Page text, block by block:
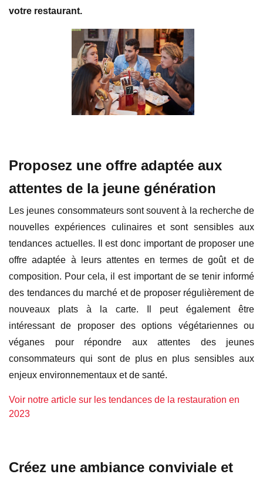
votre restaurant.
Proposez une offre adaptée aux
attentes de la jeune génération
Les jeunes consommateurs sont souvent à la recherche de
nouvelles expériences culinaires et sont sensibles aux
tendances actuelles. Il est donc important de proposer une
offre adaptée à leurs attentes en termes de goût et de
composition. Pour cela, il est important de se tenir informé
des tendances du marché et de proposer régulièrement de
nouveaux plats à la carte. Il peut également être
intéressant de proposer des options végétariennes ou
véganes pour répondre aux attentes des jeunes
consommateurs qui sont de plus en plus sensibles aux
enjeux environnementaux et de santé.
Voir notre article sur les tendances de la restauration en
2023
Créez une ambiance conviviale et